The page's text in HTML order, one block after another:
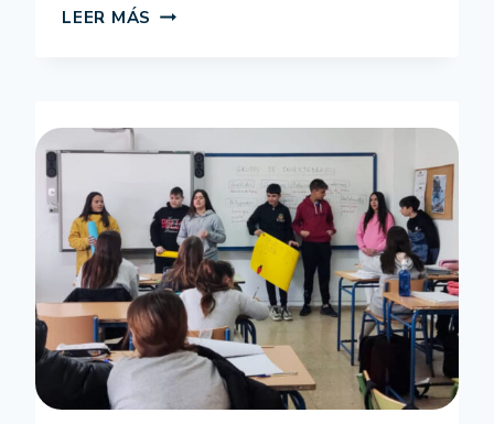
LEER MÁS EL
MARÍA
PEMÁN
TRANSFORMA
SU
COLEGIO
CON
UN
MURAL
POR
LA
IGUALDAD
TRAVÉS